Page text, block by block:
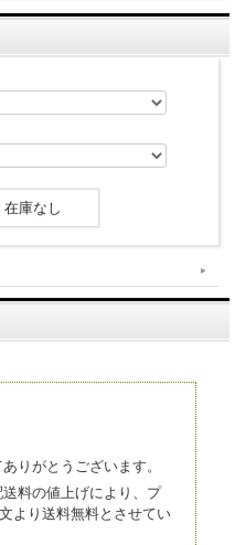
在庫なし
りがとうございます。
料の値上げにより、プ
より送料無料とさせてい